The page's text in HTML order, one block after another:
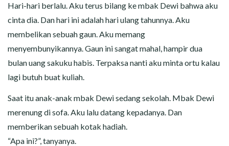
Hari-hari berlalu. Aku terus bilang ke mbak Dewi bahwa aku
cinta dia. Dan hari ini adalah hari ulang tahunnya. Aku
membelikan sebuah gaun. Aku memang
menyembunyikannya. Gaun ini sangat mahal, hampir dua
bulan uang sakuku habis. Terpaksa nanti aku minta ortu kalau
lagi butuh buat kuliah.
Saat itu anak-anak mbak Dewi sedang sekolah. Mbak Dewi
merenung di sofa. Aku lalu datang kepadanya. Dan
memberikan sebuah kotak hadiah.
“Apa ini?”, tanyanya.